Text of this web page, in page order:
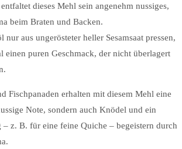
dieses Mehl sein angenehm nussiges,
beim Braten und Backen.
nur aus ungerösteter heller Sesamsaat pressen,
einen puren Geschmack, der nicht überlagert
Fischpanaden erhalten mit diesem Mehl eine
Note, sondern auch Knödel und ein
– z. B. für eine feine Quiche – begeistern durch